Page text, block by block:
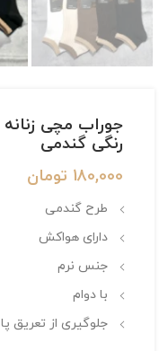
رنگی گندمی
180,000 تومان
طرح گندمی
دارای هواکش
جنس نرم
با دوام
جلوگیری از تعریق پا